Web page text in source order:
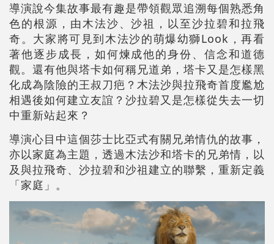
導演說今集故事最有趣是帶領觀眾追溯每個熟悉角
色的根源，由木法沙、沙祖，以至沙拉碧和拉飛
奇。大家將可見到木法沙的萌爆幼獅Look，再看
著他逐步成長，如何煉成他的身份、信念和道德
觀。還有他與塔卡如何稱兄道弟，塔卡又是怎樣黑
化成為陰險的王叔刀疤？木法沙與拉飛奇首度尷尬
相遇後如何建立友誼？沙拉碧又是怎樣從失去一切
中重新站起來？
導演心目中這個莎士比亞式有關兄弟情仇的故事，
亦以家庭為主題，透過木法沙和塔卡的兄弟情，以
及與拉飛奇、沙拉碧和沙祖建立的聯繫，重新定義
「家庭」。